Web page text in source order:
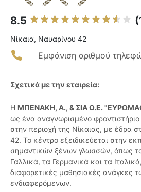
8.5
Νίκαια, Ναυαρίνου 42
Εμφάνιση αριθμού
Σχετικά με την εταιρεία:
Η ΜΠΕΝΑΚΗ, Α., & ΣΙΑ Ο.Ε.
ως ένα αναγνωρισμένο
στην περιοχή της Νίκαιας, με έδρα
42. Το κέντρο εξειδικεύεται στην
σημαντικών ξένων γλωσσών, όπως
Γαλλικά, τα Γερμανικά και τα
διαφορετικές μαθησιακές ανάγκες
ενδιαφερόμενων.